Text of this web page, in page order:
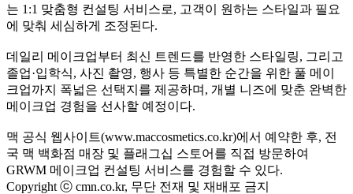
는 1:1 맞춤형 컨설팅 서비스로, 고객이 원하는 스타일과 필요
에 맞춰 세심하게 조정된다.
데일리 메이크업부터 최신 트렌드를 반영한 스타일링, 그리고
졸업·입학식, 사진 촬영, 행사 등 특별한 순간을 위한 풀 메이
크업까지 폭넓은 선택지를 제공하며, 개별 니즈에 맞춘 완벽한
메이크업 경험을 선사할 예정이다.
맥 공식 웹사이트(www.maccosmetics.co.kr)에서 예약한 후, 전
국 맥 백화점 매장 및 플래그십 스토어를 직접 방문하여
GRWM 메이크업 컨설팅 서비스를 경험할 수 있다.
Copyright ⓒ cmn.co.kr, 무단 전재 및 재배포 금지